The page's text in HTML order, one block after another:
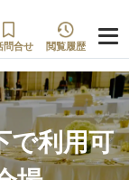
問合せ 閲覧履歴
で利用可